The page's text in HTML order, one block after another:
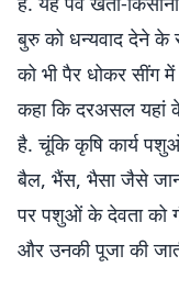
बुरु को धन्यवाद देने के
को भी पैर धोकर सींग
कहा कि दरअसल यहां
है. चूंकि कृषि कार्य
बैल, भैंस, भैसा जैसे
पर पशुओं के देवता को
और उनकी पूजा की